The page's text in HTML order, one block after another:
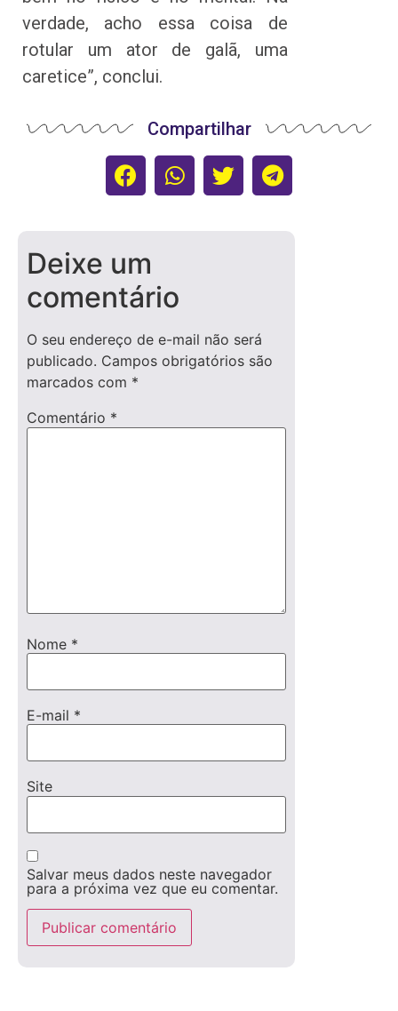
verdade, acho essa coisa de
rotular um ator de galã, uma
caretice”, conclui.
Compartilhar
Deixe um
comentário
O seu endereço de e-mail não será
publicado. Campos obrigatórios são
marcados com *
Comentário *
Nome *
E-mail *
Site
Salvar meus dados neste navegador
para a próxima vez que eu comentar.